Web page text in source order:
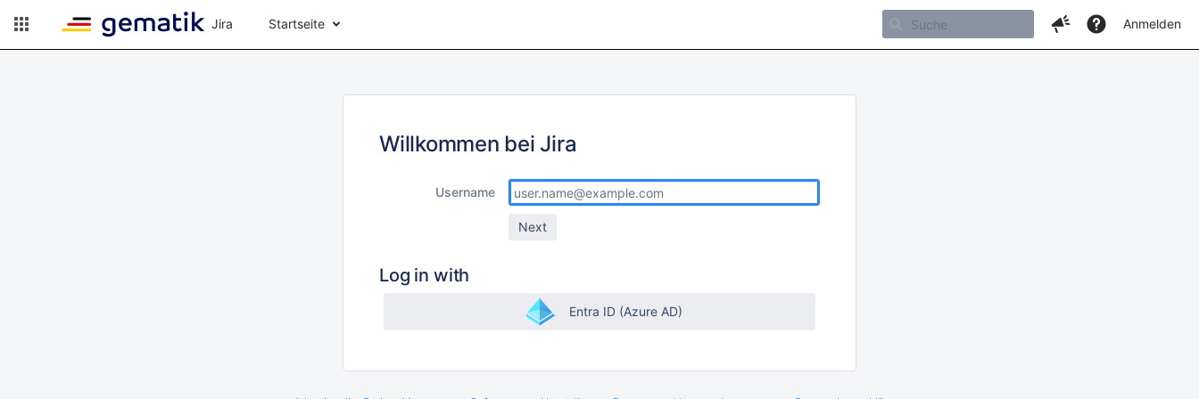
Jira Startseite Anmelden
Willkommen bei Jira
Username
Log in with
Entra ID (Azure AD)